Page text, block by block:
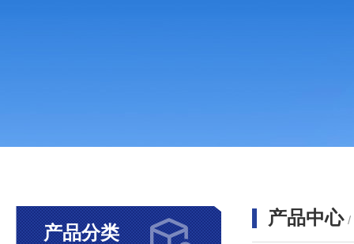
产品分类
产品中心 /